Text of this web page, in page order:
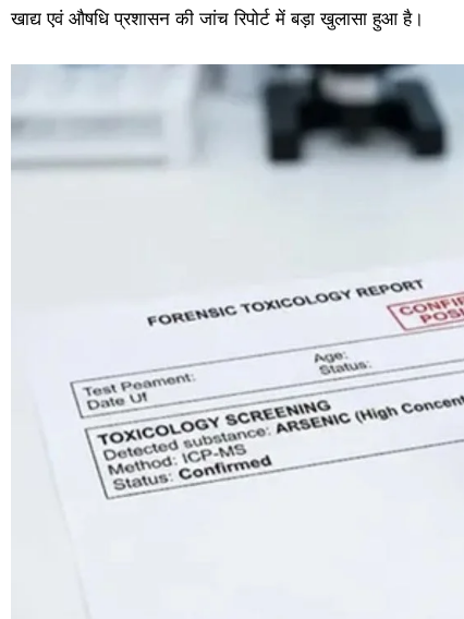
खाद्य एवं औषधि प्रशासन की जांच रिपोर्ट में बड़ा खुलासा हुआ है।